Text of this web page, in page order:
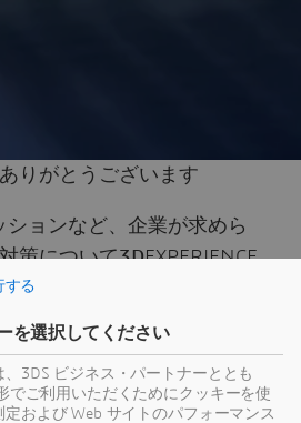
りがとうございます
ションなど、企業が求めら
策について3DEXPERIENCE
アプローチをご紹介
ドパーティーによってホストされます。外部
とで、 www.youtube.com.の利用規約に同意
ものとみなされます。
する
を選択してください
3DS ビジネス・パートナーととも
でご利用いただくためにクッキーを使
および Web サイトのパフォーマンス